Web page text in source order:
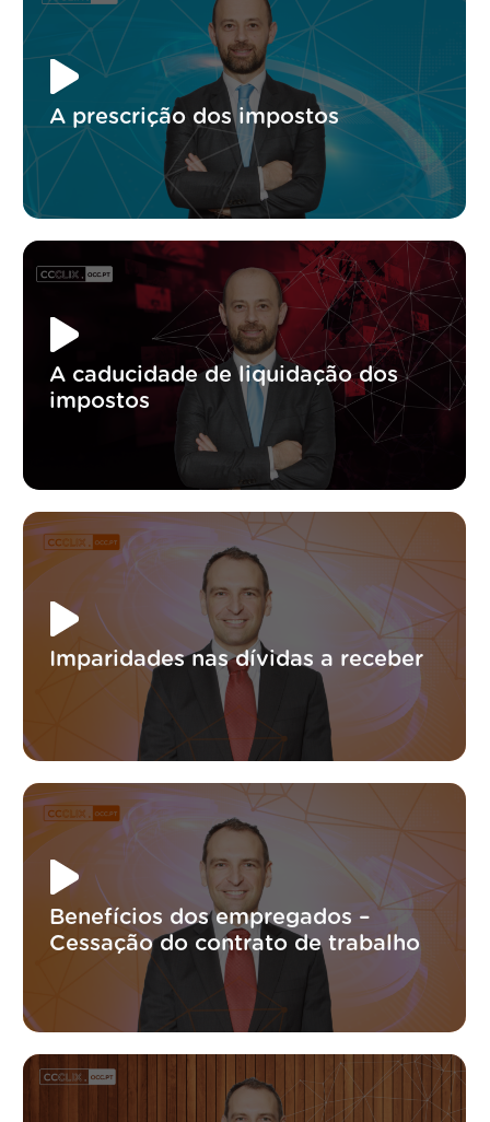
A prescrição dos impostos
A caducidade de liquidação dos
impostos
Imparidades nas dívidas a receber
Benefícios dos empregados –
Cessação do contrato de trabalho